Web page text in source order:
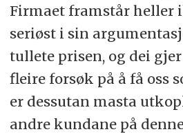
Firmaet framstår heller
seriøst i sin
tullete prisen, og dei
fleire forsøk på å få oss
er dessutan masta
andre kundane på